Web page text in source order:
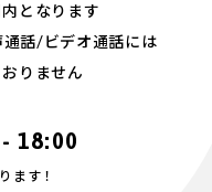
となります
通話/ビデオ通話には
りません
18:00
ます！